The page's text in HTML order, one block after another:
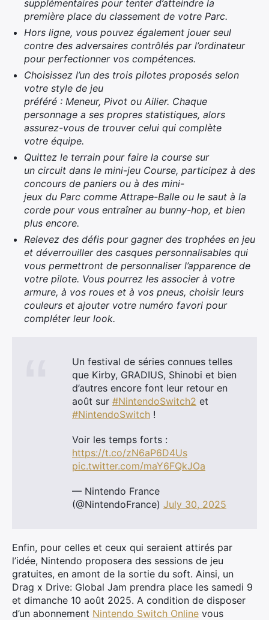
supplémentaires pour tenter d’atteindre la
première place du classement de votre Parc.
Hors ligne, vous pouvez également jouer seul
contre des adversaires contrôlés par l’ordinateur
pour perfectionner vos compétences.
Choisissez l’un des trois pilotes proposés selon
votre style de jeu
préféré : Meneur, Pivot ou Ailier. Chaque
personnage a ses propres statistiques, alors
assurez-vous de trouver celui qui complète
votre équipe.
Quittez le terrain pour faire la course sur
un circuit dans le mini-jeu Course, participez à des
concours de paniers ou à des mini-
jeux du Parc comme Attrape-Balle ou le saut à la
corde pour vous entraîner au bunny-hop, et bien
plus encore.
Relevez des défis pour gagner des trophées en jeu
et déverrouiller des casques personnalisables qui
vous permettront de personnaliser l’apparence de
votre pilote. Vous pourrez les associer à votre
armure, à vos roues et à vos pneus, choisir leurs
couleurs et ajouter votre numéro favori pour
compléter leur look.
Un festival de séries connues telles
que Kirby, GRADIUS, Shinobi et bien
d’autres encore font leur retour en
août sur #NintendoSwitch2 et
#NintendoSwitch !
Voir les temps forts :
https://t.co/zN6aP6D4Us
pic.twitter.com/maY6FQkJOa
— Nintendo France
(@NintendoFrance) July 30, 2025
Enfin, pour celles et ceux qui seraient attirés par
l’idée, Nintendo proposera des sessions de jeu
gratuites, en amont de la sortie du soft. Ainsi, un
Drag x Drive: Global Jam prendra place les samedi 9
et dimanche 10 août 2025. A condition de disposer
d’un abonnement Nintendo Switch Online vous